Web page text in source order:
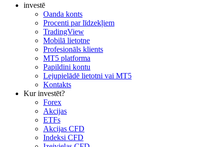
investē
Oanda konts
Procenti par līdzekļiem
TradingView
Mobilā lietotne
Profesionāls klients
MT5 platforma
Papildini kontu
Lejupielādē lietotni vai MT5
Kontakts
Kur investēt?
Forex
Akcijas
ETFs
Akcijas CFD
Indeksi CFD